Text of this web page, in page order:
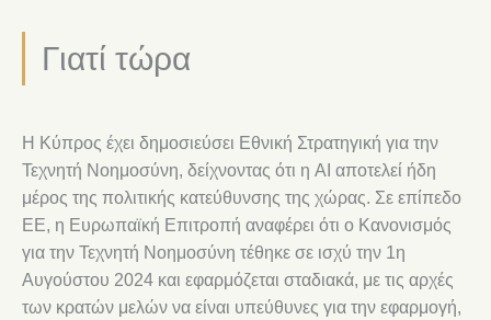
Γιατί τώρα
Η Κύπρος έχει δημοσιεύσει Εθνική Στρατηγική για την
Τεχνητή Νοημοσύνη, δείχνοντας ότι η AI αποτελεί ήδη
μέρος της πολιτικής κατεύθυνσης της χώρας. Σε επίπεδο
ΕΕ, η Ευρωπαϊκή Επιτροπή αναφέρει ότι ο Κανονισμός
για την Τεχνητή Νοημοσύνη τέθηκε σε ισχύ την 1η
Αυγούστου 2024 και εφαρμόζεται σταδιακά, με τις αρχές
των κρατών μελών να είναι υπεύθυνες για την εφαρμογή,